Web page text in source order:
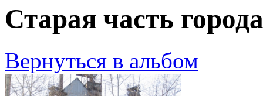
Старая часть
Вернуться в альбом